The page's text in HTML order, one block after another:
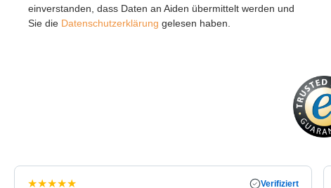
einverstanden, dass Daten an Aiden übermittelt werden und
Sie die Datenschutzerklärung gelesen haben.
★★★★★ Verifiziert